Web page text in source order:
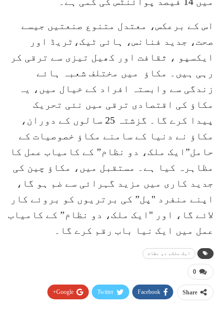
اس کے برعکس، معتدل متنوع صنعتیں جیسے
صحت، جدید فنانس، ہائی ٹیک،ٹریڈ اور
ایکسپو ، ثقافت اور کھیل تیزی سے ترقی کر
رہی ہیں۔ مکاؤ میں مختلف شعبہ ہائے
زندگی سے وابستہ افراد کے خیال میں، یہ
مکاؤ کی اقتصادی ترقی میں نئی ​​تحریک
پیدا کرے گا۔ گزشتہ 25 سالوں کے دوران،
مکاؤ نے دنیا کے سامنے مکاؤ خصوصیات کے
حامل”ایک ملک، دو نظام” کے کامیاب عمل کا
مظاہرہ کیا ہے۔ مستقبل میں، مکاؤ چین کی
جدید کاری میں مزید گہرائی سے ضم ہو گا،
اپنے منفرد "پل” کی برتریوں کو بروئے کار
لائے گا، اور "ایک ملک، دو نظام” کے کامیاب
عمل میں ایک نیا باب رقم کرے گا۔
ایک ملک، دو نظام
0
Share
Facebook
Twitter
Google+